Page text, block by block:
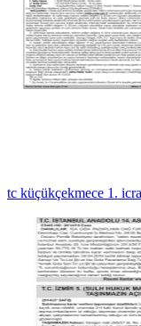
tc küçükçekmece 1. icra